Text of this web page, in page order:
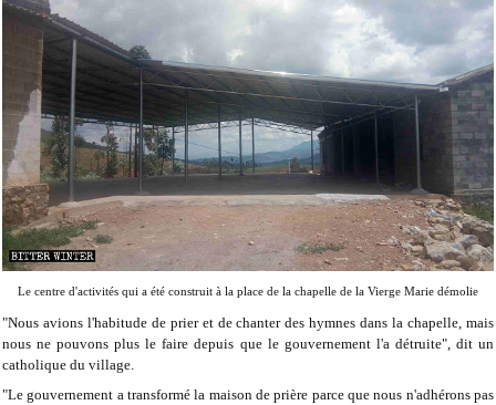
Le centre d'activités qui a été construit à la place de la chapelle de la Vierge Marie démolie
"Nous avions l'habitude de prier et de chanter des hymnes dans la chapelle, mais
nous ne pouvons plus le faire depuis que le gouvernement l'a détruite", dit un
catholique du village.
"Le gouvernement a transformé la maison de prière parce que nous n'adhérons pas